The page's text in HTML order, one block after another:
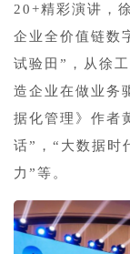
20+精彩演讲，
企业全价值链数
试验田”，从徐
造企业在做业务
据化管理》作者
话”，“大数据时
力”等。